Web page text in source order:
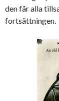
den får alla
fortsättningen.